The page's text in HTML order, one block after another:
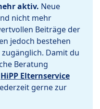
aktiv. Neue
nicht mehr
Beiträge der
jedoch bestehen
Damit du
Beratung
HiPP Elternservice
gerne zur